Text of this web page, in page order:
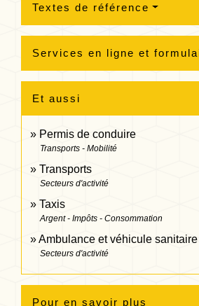
Textes de référence
Services en ligne et
Et aussi
Permis de conduire
Transports - Mobilité
Transports
Secteurs d'activité
Taxis
Argent - Impôts - Consommation
Ambulance et véhicule
Secteurs d'activité
Pour en savoir plus